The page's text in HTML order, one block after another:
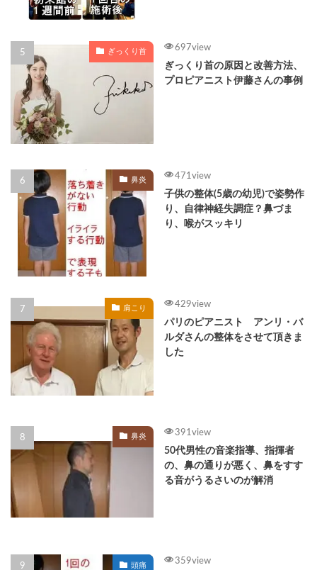
ぎっくり首 697view
ぎっくり首の原因と改善方法、
プロピアニスト伊藤さんの事例
鼻炎 471view
子供の整体(5歳の幼児)で姿勢作
り、自律神経失調症？鼻づま
り、喉がスッキリ
肩こり 429view
パリのピアニスト アンリ・バ
ルダさんの整体をさせて頂きま
した
鼻炎 391view
50代男性の音楽指導、指揮者
の、鼻の通りが悪く、鼻をすす
る音がうるさいのが解消
頭痛 359view